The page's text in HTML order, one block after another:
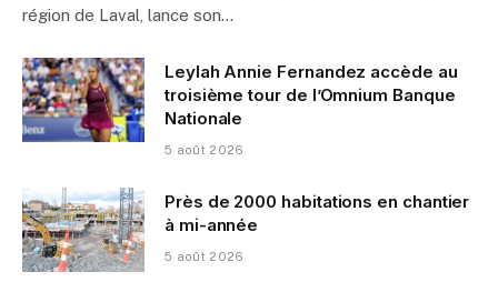
région de Laval, lance son…
Leylah Annie Fernandez accède au
troisième tour de l’Omnium Banque
Nationale
5 août 2026
Près de 2000 habitations en chantier
à mi-année
5 août 2026